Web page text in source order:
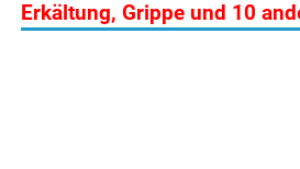
Erkältung, Grippe und 10